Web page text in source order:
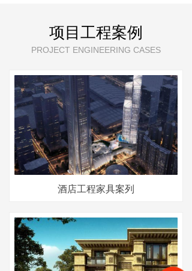
酒店工程家具案列
项目工程案例
PROJECT ENGINEERING CASES